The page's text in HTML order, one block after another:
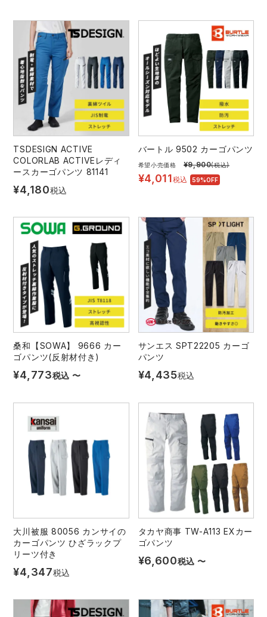
ヤッケ
作業用小物・アクセサリー
鞄・バッグ
つなぎ
ファン付き作業着・空調服
刺繍・プリント加工対象商品
アイズフロンティア ランキング
TSDESIGN ランキング
コーコス ランキング
アイトス ランキング
ジーベック ランキング
ネーム刺繍・プリント加工対象商品
作業着
ニット
ファン付きウェア
防寒
カジュアル
ハイパーV 丸五
ムービンカット グラディエーター
ニオイクリア タカヤ商事
エアークラフト 自重堂
サーヴォ
アタックベース サンエス
中塚被服 イーブンリバー
スターライト工業 東洋物産工業
福山ゴム工業 ビッグボーン商事株式会社
医療白衣・介護服
TSDESIGN ACTIVE
COLORLAB ACTIVEレディ
ースカーゴパンツ 81141
¥4,180税込
バートル 9502 カーゴパンツ
希望小売価格 ¥9,900(税込)
¥4,011税込 59%OFF
桑和【SOWA】 9666 カー
ゴパンツ(反射材付き)
¥4,773税込 〜
サンエス SPT22205 カーゴ
パンツ
¥4,435税込
大川被服 80056 カンサイの
カーゴパンツ ひざラックプ
リーツ付き
¥4,347税込
タカヤ商事 TW-A113 EXカー
ゴパンツ
¥6,600税込 〜